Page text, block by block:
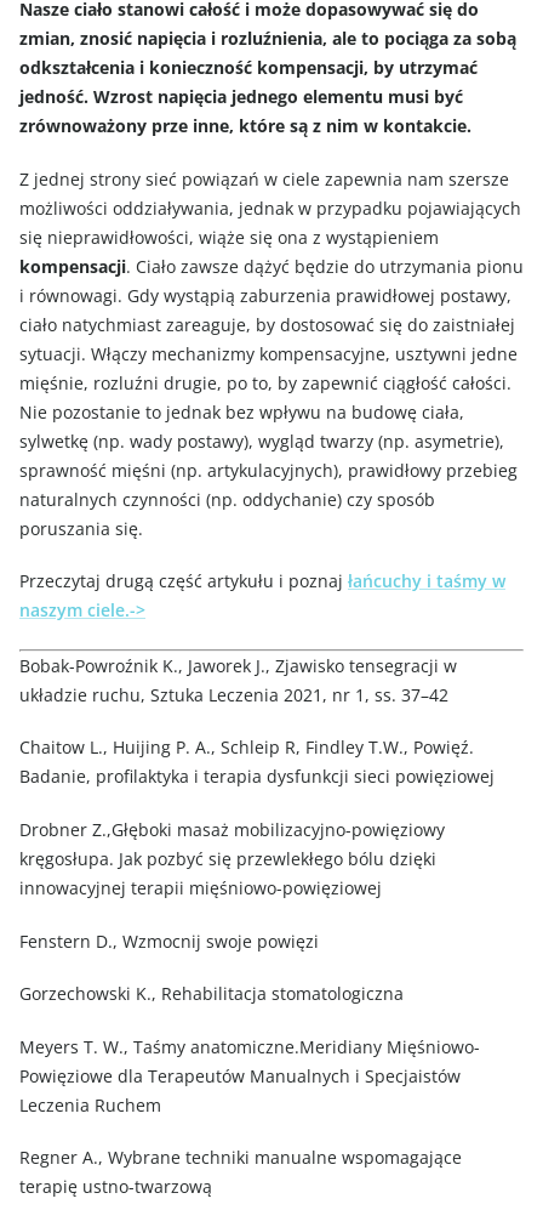
Nasze ciało stanowi całość i może dopasowywać się do
zmian, znosić napięcia i rozluźnienia, ale to pociąga za sobą
odkształcenia i konieczność kompensacji, by utrzymać
jedność. Wzrost napięcia jednego elementu musi być
zrównoważony prze inne, które są z nim w kontakcie.
Z jednej strony sieć powiązań w ciele zapewnia nam szersze
możliwości oddziaływania, jednak w przypadku pojawiających
się nieprawidłowości, wiąże się ona z wystąpieniem
kompensacji. Ciało zawsze dążyć będzie do utrzymania pionu
i równowagi. Gdy wystąpią zaburzenia prawidłowej postawy,
ciało natychmiast zareaguje, by dostosować się do zaistniałej
sytuacji. Włączy mechanizmy kompensacyjne, usztywni jedne
mięśnie, rozluźni drugie, po to, by zapewnić ciągłość całości.
Nie pozostanie to jednak bez wpływu na budowę ciała,
sylwetkę (np. wady postawy), wygląd twarzy (np. asymetrie),
sprawność mięśni (np. artykulacyjnych), prawidłowy przebieg
naturalnych czynności (np. oddychanie) czy sposób
poruszania się.
Przeczytaj drugą część artykułu i poznaj łańcuchy i taśmy w
naszym ciele.->
Bobak-Powroźnik K., Jaworek J., Zjawisko tensegracji w
układzie ruchu, Sztuka Leczenia 2021, nr 1, ss. 37–42
Chaitow L., Huijing P. A., Schleip R, Findley T.W., Powięź.
Badanie, profilaktyka i terapia dysfunkcji sieci powięziowej
Drobner Z.,Głęboki masaż mobilizacyjno-powięziowy
kręgosłupa. Jak pozbyć się przewlekłego bólu dzięki
innowacyjnej terapii mięśniowo-powięziowej
Fenstern D., Wzmocnij swoje powięzi
Gorzechowski K., Rehabilitacja stomatologiczna
Meyers T. W., Taśmy anatomiczne.Meridiany Mięśniowo-
Powięziowe dla Terapeutów Manualnych i Specjaistów
Leczenia Ruchem
Regner A., Wybrane techniki manualne wspomagające
terapię ustno-twarzową